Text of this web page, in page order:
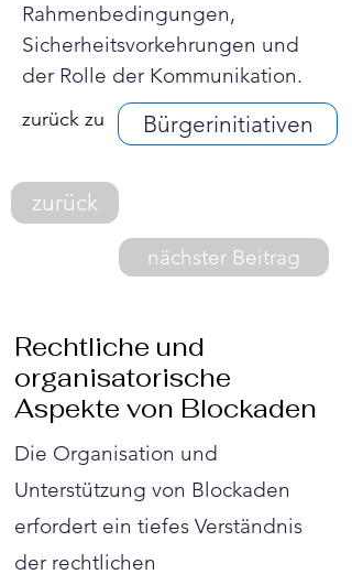
zurück zu Bürgerinitiativen
Rahmenbedingungen,
Sicherheitsvorkehrungen und
der Rolle der Kommunikation.
zurück
nächster Beitrag
Rechtliche und
organisatorische
Aspekte von Blockaden
Die Organisation und
Unterstützung von Blockaden
erfordert ein tiefes Verständnis
der rechtlichen